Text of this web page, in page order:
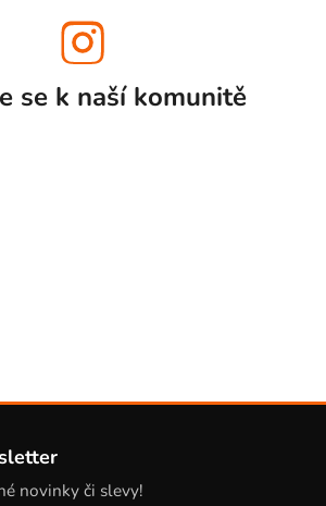
l
á
a
u
se k naší komunitě
novinky či slevy!